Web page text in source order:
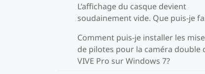
L’affichage du casque devient
soudainement vide. Que puis-je
Comment puis-je installer les
de pilotes pour la caméra double
VIVE Pro sur Windows 7?